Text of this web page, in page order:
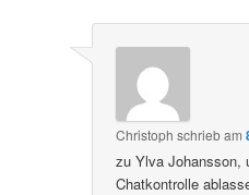
Christoph schriebam
zu Ylva Johansson,
Chatkontrolle